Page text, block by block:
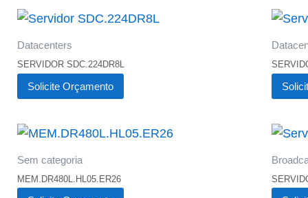
Datacenters
SERVIDOR SDC.224DR8L
Solicite Orçamento
Sem categoria
MEM.DR480L.HL05.ER26